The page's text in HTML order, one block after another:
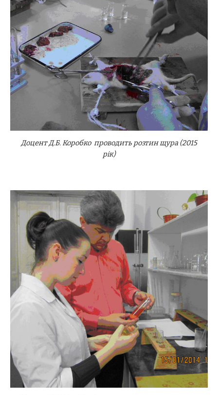
Доцент Д.Б. Коробко проводить розтин щура (2015
рік)